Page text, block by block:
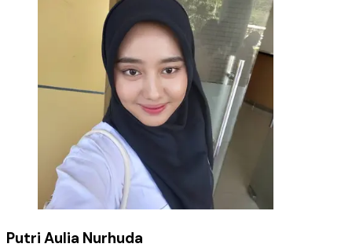
Putri Aulia Nurhuda